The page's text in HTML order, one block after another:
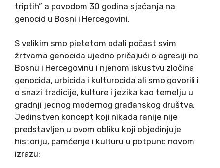
triptih” a povodom 30 godina sjećanja na
genocid u Bosni i Hercegovini.
S velikim smo pietetom odali počast svim
žrtvama genocida ujedno pričajući o agresiji na
Bosnu i Hercegovinu i njenom iskustvu zločina
genocida, urbicida i kulturocida ali smo govorili i
o snazi tradicije, kulture i jezika kao temelju u
gradnji jednog modernog građanskog društva.
Jedinstven koncept koji nikada ranije nije
predstavljen u ovom obliku koji objedinjuje
historiju, pamćenje i kulturu u potpuno novom
izrazu: